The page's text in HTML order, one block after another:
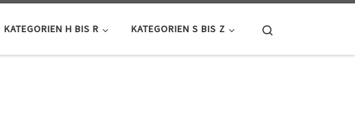
KATEGORIEN H BIS R KATEGORIEN S BIS Z